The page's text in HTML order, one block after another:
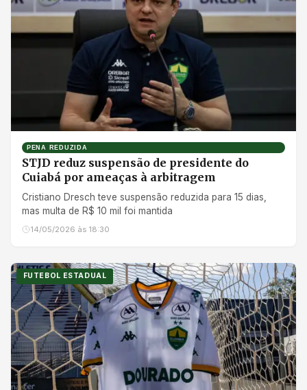
PENA REDUZIDA
STJD reduz suspensão de presidente do
Cuiabá por ameaças à arbitragem
Cristiano Dresch teve suspensão reduzida para 15 dias,
mas multa de R$ 10 mil foi mantida
14/05/2026 às 18:30
FUTEBOL ESTADUAL